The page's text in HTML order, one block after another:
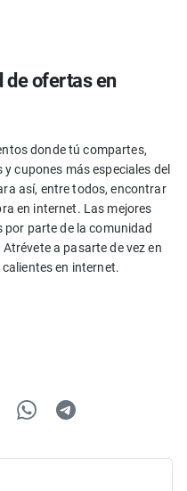
de ofertas en
donde tú compartes,
cupones más especiales del
así, entre todos, encontrar
en internet. Las mejores
parte de la comunidad
a pasarte de vez en
en internet.